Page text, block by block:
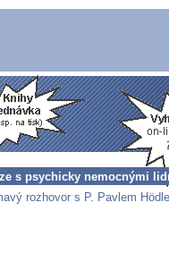
s psychicky nemocnými
rozhovor s P. Pavlem